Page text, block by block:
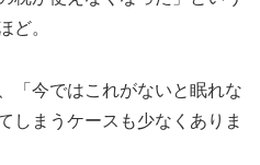
ど。
「今ではこれがないと眠れな
しまうケースも少なくありま